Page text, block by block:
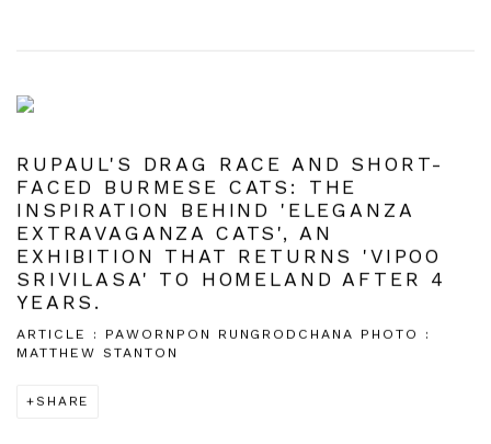
RUPAUL'S DRAG RACE AND SHORT-
FACED BURMESE CATS: THE
INSPIRATION BEHIND 'ELEGANZA
EXTRAVAGANZA CATS', AN
EXHIBITION THAT RETURNS 'VIPOO
SRIVILASA' TO HOMELAND AFTER 4
YEARS.
ARTICLE : PAWORNPON RUNGRODCHANA PHOTO :
MATTHEW STANTON
SHARE